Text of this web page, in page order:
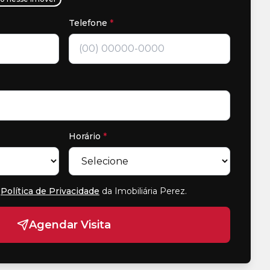
Telefone *
Horário *
Política de Privacidade da Imobiliária Perez.
Agendar Visita